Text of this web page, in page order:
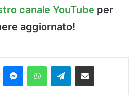
canale YouTube per
aggiornato!
MessengerWhatsAppTelegramCondividi via Email